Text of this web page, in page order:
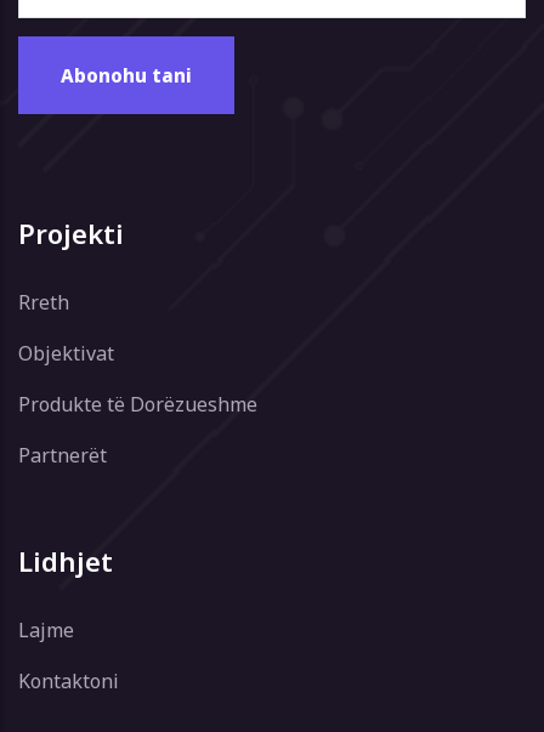
Projekti
Rreth
Objektivat
Produkte të Dorëzueshme
Partnerët
Lidhjet
Lajme
Kontaktoni